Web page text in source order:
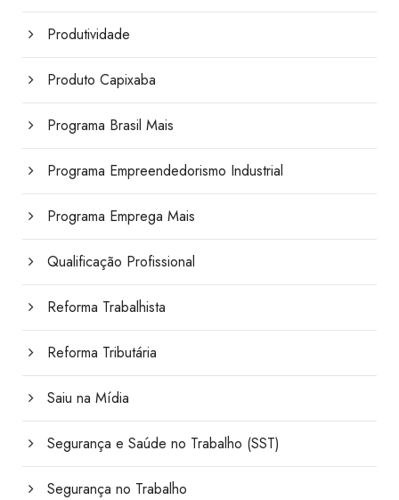
Produtividade
Produto Capixaba
Programa Brasil Mais
Programa Empreendedorismo Industrial
Programa Emprega Mais
Qualificação Profissional
Reforma Trabalhista
Reforma Tributária
Saiu na Mídia
Segurança e Saúde no Trabalho (SST)
Segurança no Trabalho